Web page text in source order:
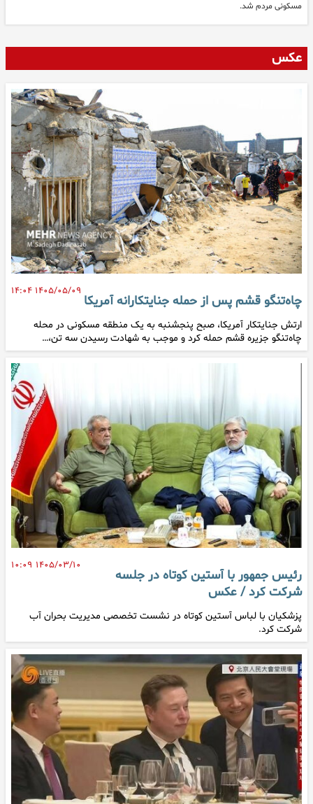
مسکونی مردم شد.
عکس
۱۴۰۵/۰۵/۰۹ ۱۴:۰۴
چاه‌تنگو قشم پس از حمله جنایتکارانه آمریکا
ارتش جنایتکار آمریکا، صبح پنجشنبه به یک منطقه مسکونی در محله
چاه‌تنگو جزیره قشم حمله کرد و موجب به شهادت رسیدن سه تن،…
۱۴۰۵/۰۳/۱۰ ۱۰:۰۹
رئیس جمهور با آستین کوتاه در جلسه
شرکت کرد / عکس
پزشکیان با لباس آستین کوتاه در نشست تخصصی مدیریت بحران آب
شرکت کرد.